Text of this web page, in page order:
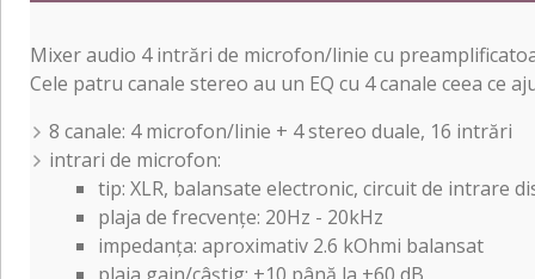
Mixer audio 4 intrări de microfon/linie cu
Cele patru canale stereo au un EQ cu 4 canale ceea ce
8 canale: 4 microfon/linie + 4 stereo duale, 16 intrări
intrari de microfon:
tip: XLR, balansate electronic, circuit de intrare
plaja de frecvențe: 20Hz - 20kHz
impedanța: aproximativ 2.6 kOhmi balansat
plaja gain/câștig: +10 până la +60 dB